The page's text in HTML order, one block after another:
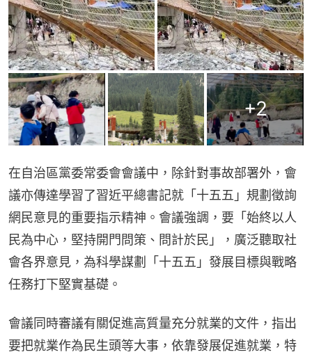
+2
在自治區黨委常委會會議中，除針對事故部署外，會
議亦傳達學習了習近平總書記就「十五五」規劃徵詢
網民意見的重要指示精神。會議強調，要「始終以人
民為中心，堅持開門問策、問計於民」，廣泛聽取社
會各界意見，為科學謀劃「十五五」發展目標與戰略
任務打下堅實基礎。
會議同時審議有關促進高質量充分就業的文件，指出
要把就業作為民生頭等大事，依靠發展促進就業，特